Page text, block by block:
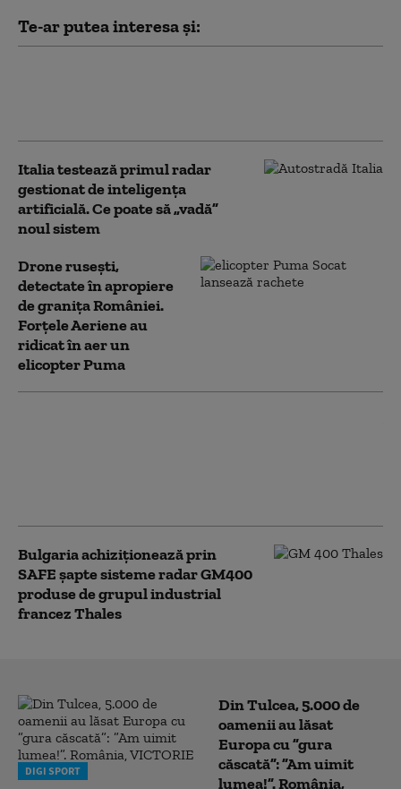
Te-ar putea interesa și:
Italia testează primul radar
gestionat de inteligența
artificială. Ce poate să „vadă”
noul sistem
Drone rusești,
detectate în apropiere
de granița României.
Forțele Aeriene au
ridicat în aer un
elicopter Puma
Bulgaria achiziționează prin
SAFE şapte sisteme radar GM400
produse de grupul industrial
francez Thales
DIGI SPORT
Din Tulcea, 5.000 de
oamenii au lăsat
Europa cu ”gura
căscată”: ”Am uimit
lumea!”. România,